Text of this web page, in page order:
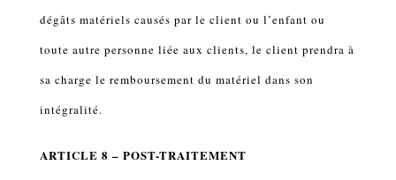
dégâts matériels causés par le client ou l’enfant ou
toute autre personne liée aux clients, le client prendra à
sa charge le remboursement du matériel dans son
intégralité.
ARTICLE 8 – POST-TRAITEMENT